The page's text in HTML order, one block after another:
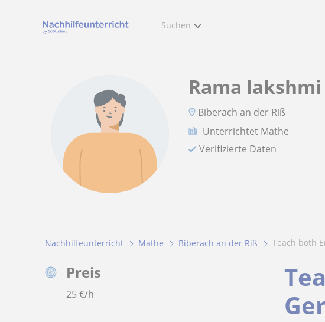
Suchen
Rama
Biberach an der Riß
Unterrichtet Mathe
Verifizierte Daten
Nachhilfeunterricht Mathe Biberach an der Riß Teach both
Preis
25€/h